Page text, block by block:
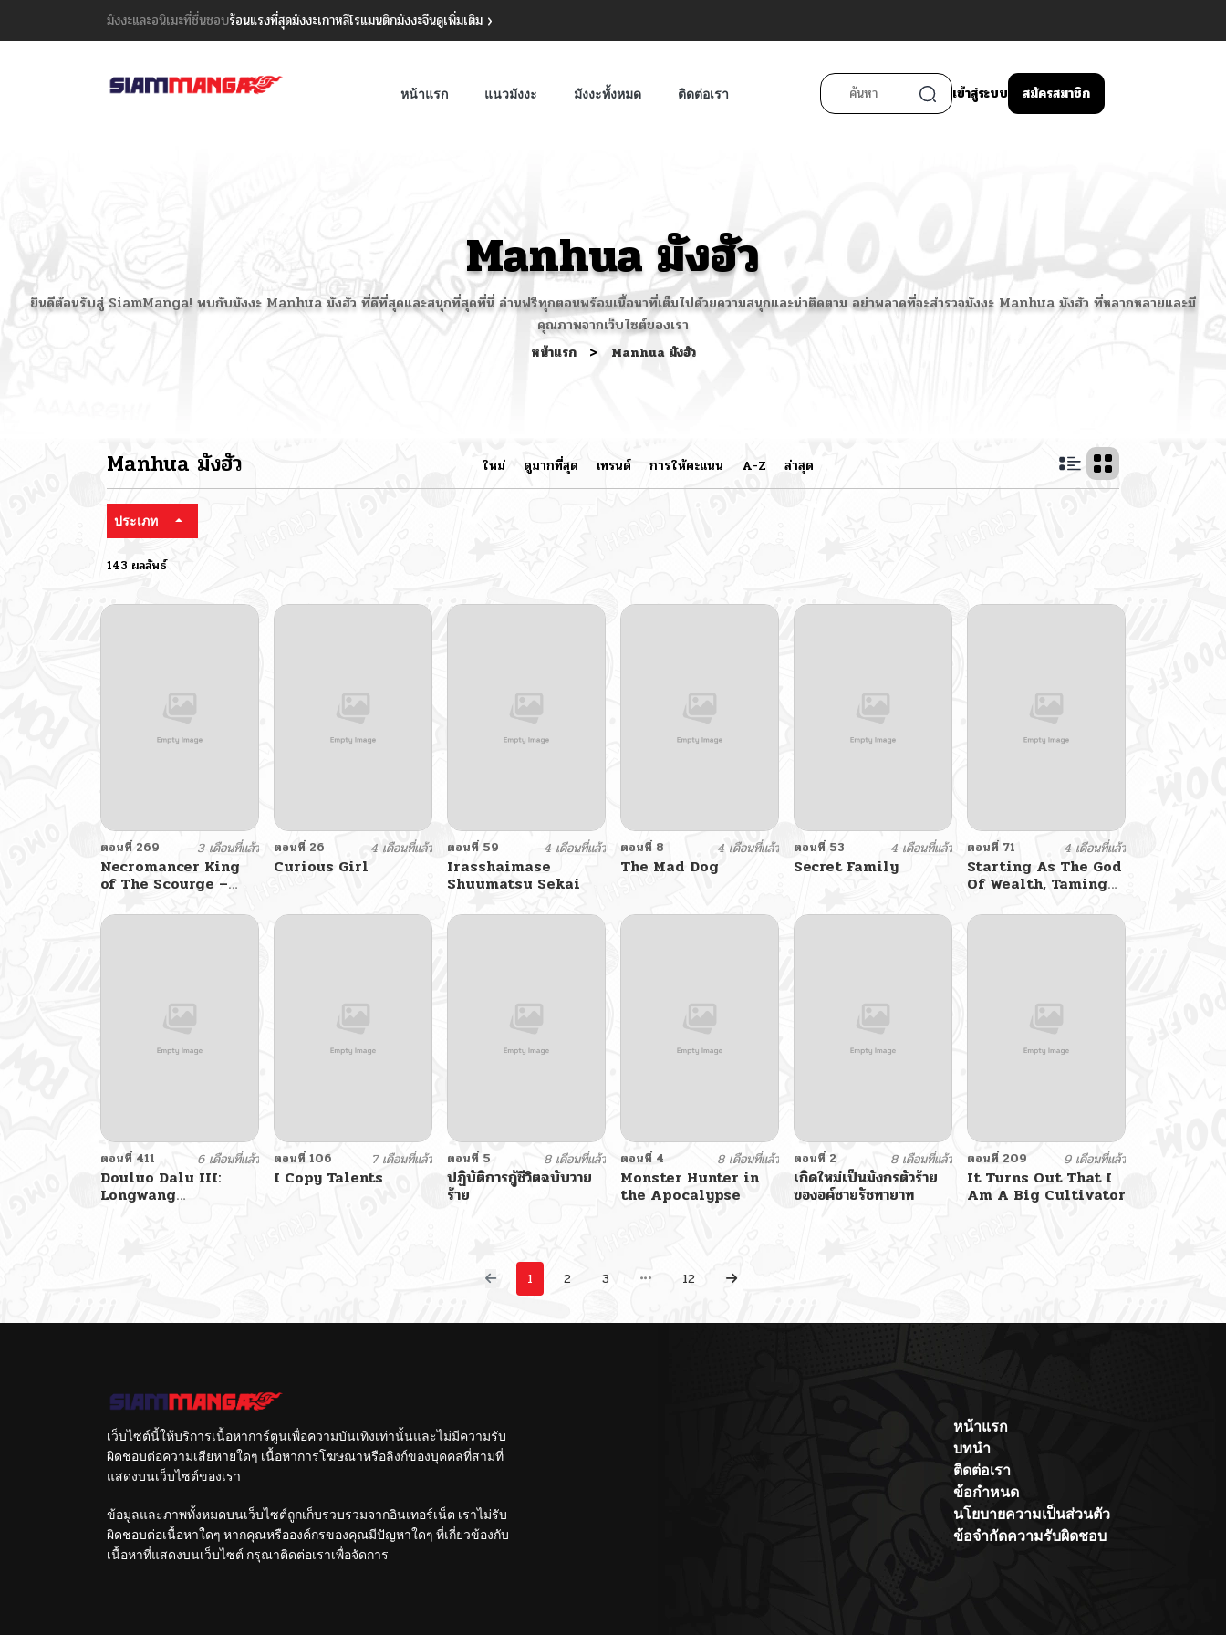
มังงะและอนิเมะที่ชื่นชอบร้อนแรงที่สุดมังงะเกาหลีโรแมนติกมังงะจีนดูเพิ่มเติม
หน้าแรก แนวมังงะ มังงะทั้งหมด ติดต่อเรา เข้าสู่ระบบ สมัครสมาชิก
Manhua มังฮัว
ยินดีต้อนรับสู่ SiamManga! พบกับมังงะ Manhua มังฮัว ที่ดีที่สุดและสนุกที่สุดที่นี่ อ่านฟรีทุกตอนพร้อมเนื้อหาที่เต็มไปด้วยความสนุกและน่าติดตาม อย่าพลาดที่จะสำรวจมังงะ Manhua มังฮัว ที่หลากหลายและมี
คุณภาพจากเว็บไซต์ของเรา
หน้าแรก > Manhua มังฮัว
Manhua มังฮัว ใหม่ ดูมากที่สุด เทรนด์ การให้คะแนน A-Z ล่าสุด
ประเภท
143 ผลลัพธ์
ตอนที่ 269 3 เดือนที่แล้ว
Necromancer King
of The Scourge –
ตอนที่ 26 4 เดือนที่แล้ว
Curious Girl
ตอนที่ 59 4 เดือนที่แล้ว
Irasshaimase
Shuumatsu Sekai
ตอนที่ 8 4 เดือนที่แล้ว
The Mad Dog
ตอนที่ 53 4 เดือนที่แล้ว
Secret Family
ตอนที่ 71 4 เดือนที่แล้ว
Starting As The God
Of Wealth, Taming
Pets!
ตอนที่ 411 6 เดือนที่แล้ว
Douluo Dalu III:
Longwang
ตอนที่ 106 7 เดือนที่แล้ว
I Copy Talents
ตอนที่ 5 8 เดือนที่แล้ว
ปฏิบัติการกู้ชีวิตฉบับวาย
ร้าย
ตอนที่ 4 8 เดือนที่แล้ว
Monster Hunter in
the Apocalypse
ตอนที่ 2 8 เดือนที่แล้ว
เกิดใหม่เป็นมังกรตัวร้าย
ของอค์ชายรัชทายาท
ตอนที่ 209 9 เดือนที่แล้ว
It Turns Out That I
Am A Big Cultivator
1 2 3 12
เว็บไซต์นี้ให้บริการเนื้อหาการ์ตูนเพื่อความบันเทิงเท่านั้นและไม่มีความรับ
ผิดชอบต่อความเสียหายใดๆ เนื้อหาการโฆษณาหรือลิงก์ของบุคคลที่สามที่
แสดงบนเว็บไซต์ของเรา
ข้อมูลและภาพทั้งหมดบนเว็บไซต์ถูกเก็บรวบรวมจากอินเทอร์เน็ต เราไม่รับ
ผิดชอบต่อเนื้อหาใดๆ หากคุณหรือองค์กรของคุณมีปัญหาใดๆ ที่เกี่ยวข้องกับ
เนื้อหาที่แสดงบนเว็บไซต์ กรุณาติดต่อเราเพื่อจัดการ
หน้าแรก
บทนำ
ติดต่อเรา
ข้อกำหนด
นโยบายความเป็นส่วนตัว
ข้อจำกัดความรับผิดชอบ